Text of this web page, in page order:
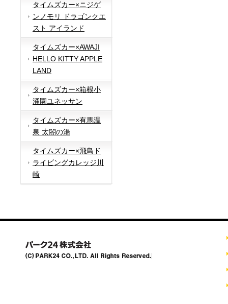
タイムズカー×ニジゲ
ンノモリ ドラゴンクエ
スト アイランド
タイムズカー×AWAJI
HELLO KITTY APPLE
LAND
タイムズカー×箱根小
涌園ユネッサン
タイムズカー×有馬温
泉 太閤の湯
タイムズカー×飛鳥ド
ライビングカレッジ川
崎